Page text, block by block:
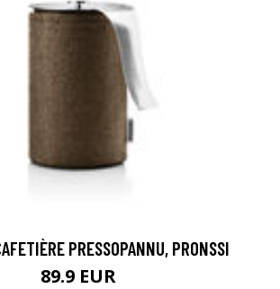
PRESSOPANNU, PRONSSI
89.9 EUR